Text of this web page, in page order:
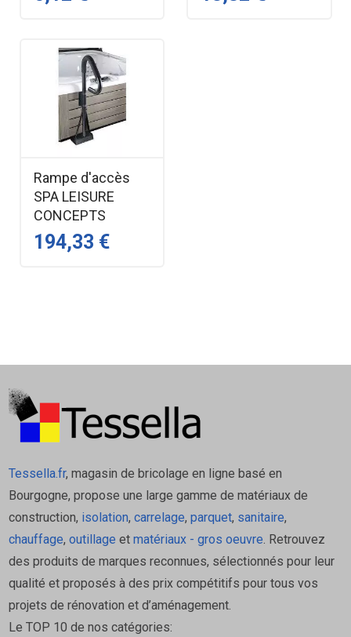
Rampe d'accès
SPA LEISURE
CONCEPTS
194,33 €
Tessella.fr, magasin de bricolage en ligne basé en
Bourgogne, propose une large gamme de matériaux de
construction, isolation, carrelage, parquet, sanitaire,
chauffage, outillage et matériaux - gros oeuvre . Retrouvez
des produits de marques reconnues, sélectionnés pour leur
qualité et proposés à des prix compétitifs pour tous vos
projets de rénovation et d’aménagement.
Le TOP 10 de nos catégories: